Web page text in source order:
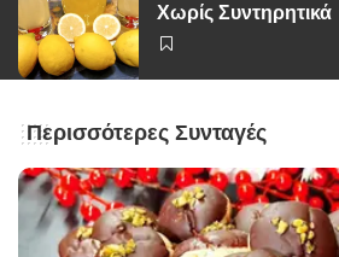
Χωρίς Συντηρητικά
Περισσότερες Συνταγές